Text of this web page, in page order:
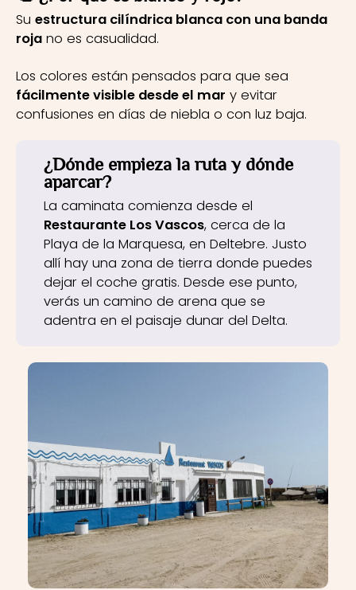
Su estructura cilíndrica blanca con una banda
roja no es casualidad.
Los colores están pensados para que sea
fácilmente visible desde el mar y evitar
confusiones en días de niebla o con luz baja.
¿Dónde empieza la ruta y dónde
aparcar?
La caminata comienza desde el
Restaurante Los Vascos, cerca de la
Playa de la Marquesa, en Deltebre. Justo
allí hay una zona de tierra donde puedes
dejar el coche gratis. Desde ese punto,
verás un camino de arena que se
adentra en el paisaje dunar del Delta.